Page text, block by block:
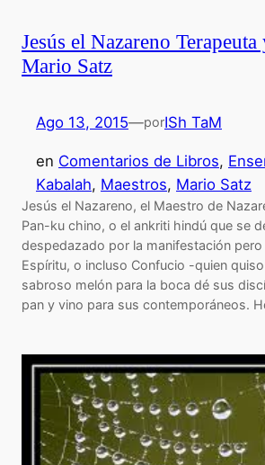
Jesús el Nazareno
Mario Satz
Ago 13, 2015—porISh TaM
en Comentarios de Libros,
Kabalah, Maestros, Mario Satz
Jesús el Nazareno, el Maestro de
Pan-ku chino, o el ankriti hindú que se
despedazado por la manifestación
Espíritu, o incluso Confucio -quien
sabroso melón para la boca dé sus
pan y vino para sus contemporáneos.